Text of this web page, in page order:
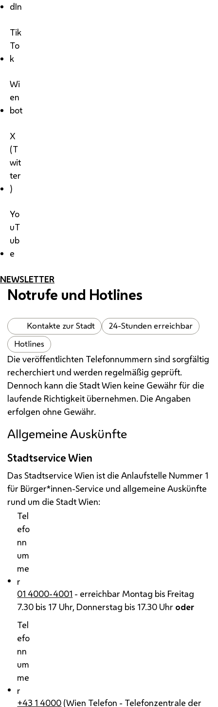
dIn
Tik
To
k
Wi
en
bot
X
(T
wit
ter
)
Yo
uT
ub
e
NEWSLETTER
Notrufe und Hotlines
Kontakte zur Stadt
24-Stunden erreichbar
Hotlines
Die veröffentlichten Telefonnummern sind sorgfältig
recherchiert und werden regelmäßig geprüft.
Dennoch kann die Stadt Wien keine Gewähr für die
laufende Richtigkeit übernehmen. Die Angaben
erfolgen ohne Gewähr.
Allgemeine Auskünfte
Stadtservice Wien
Das Stadtservice Wien ist die Anlaufstelle Nummer 1
für Bürger*innen-Service und allgemeine Auskünfte
rund um die Stadt Wien:
Tel
efo
nn
um
me
r
01 4000-4001 - erreichbar Montag bis Freitag
7.30 bis 17 Uhr, Donnerstag bis 17.30 Uhr oder
Tel
efo
nn
um
me
r
+43 1 4000 (Wien Telefon - Telefonzentrale der